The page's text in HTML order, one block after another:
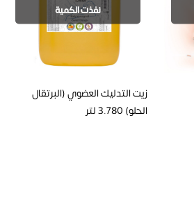
نفذت الكمية
زيت التدليك العضوي (البرتقال
الحلو) 3.780 لتر